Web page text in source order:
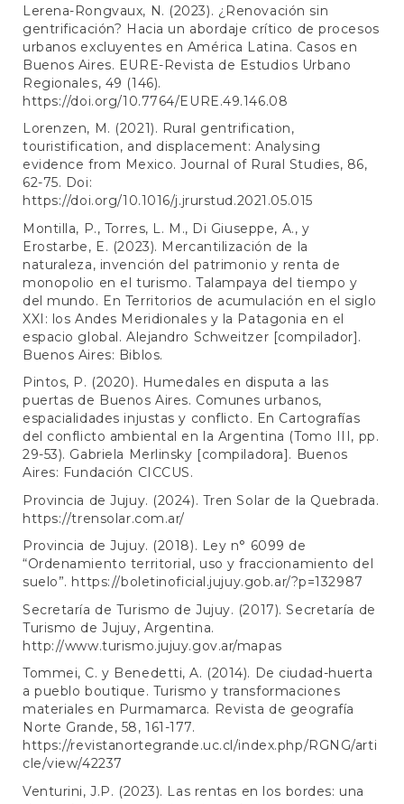
Lerena-Rongvaux, N. (2023). ¿Renovación sin
gentrificación? Hacia un abordaje crítico de procesos
urbanos excluyentes en América Latina. Casos en
Buenos Aires. EURE-Revista de Estudios Urbano
Regionales, 49 (146).
https://doi.org/10.7764/EURE.49.146.08
Lorenzen, M. (2021). Rural gentrification,
touristification, and displacement: Analysing
evidence from Mexico. Journal of Rural Studies, 86,
62-75. Doi:
https://doi.org/10.1016/j.jrurstud.2021.05.015
Montilla, P., Torres, L. M., Di Giuseppe, A., y
Erostarbe, E. (2023). Mercantilización de la
naturaleza, invención del patrimonio y renta de
monopolio en el turismo. Talampaya del tiempo y
del mundo. En Territorios de acumulación en el siglo
XXI: los Andes Meridionales y la Patagonia en el
espacio global. Alejandro Schweitzer [compilador].
Buenos Aires: Biblos.
Pintos, P. (2020). Humedales en disputa a las
puertas de Buenos Aires. Comunes urbanos,
espacialidades injustas y conflicto. En Cartografías
del conflicto ambiental en la Argentina (Tomo III, pp.
29-53). Gabriela Merlinsky [compiladora]. Buenos
Aires: Fundación CICCUS.
Provincia de Jujuy. (2024). Tren Solar de la Quebrada.
https://trensolar.com.ar/
Provincia de Jujuy. (2018). Ley n° 6099 de
“Ordenamiento territorial, uso y fraccionamiento del
suelo”. https://boletinoficial.jujuy.gob.ar/?p=132987
Secretaría de Turismo de Jujuy. (2017). Secretaría de
Turismo de Jujuy, Argentina.
http://www.turismo.jujuy.gov.ar/mapas
Tommei, C. y Benedetti, A. (2014). De ciudad-huerta
a pueblo boutique. Turismo y transformaciones
materiales en Purmamarca. Revista de geografía
Norte Grande, 58, 161-177.
https://revistanortegrande.uc.cl/index.php/RGNG/arti
cle/view/42237
Venturini, J.P. (2023). Las rentas en los bordes: una